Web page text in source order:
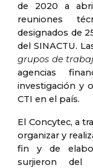
de 2020 a
reuniones
designados de 2
del SINACTU.
grupos de
agencias
investigación y
CTI en el país.
El Concytec, a
organizar y
fin y de
surjieron del